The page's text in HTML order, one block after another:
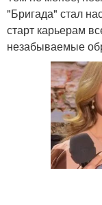
"Бригада" стал
старт карьерам
незабываемые